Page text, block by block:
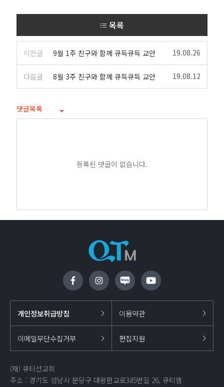
목록
이전글 9월 1주 친구와 함께 큐득큐득 교안 19.08.26
다음글 8월 3주 친구와 함께 큐득큐득 교안 19.08.12
댓글목록
등록된 댓글이 없습니다.
개인정보취급방침 이용약관
이메일무단수집거부 편집지원
(재) 큐티선교회
주소 : 경기도 성남시 분당구 대왕판교로385번길 26, 큐티엠